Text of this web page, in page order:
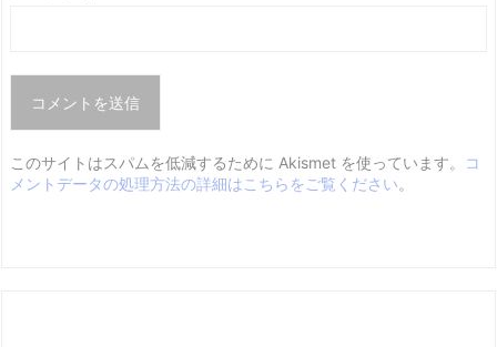
このサイトはスパムを低減するために Akismet を使っています。
コ
メントデータの処理方法の詳細はこちらをご覧ください。